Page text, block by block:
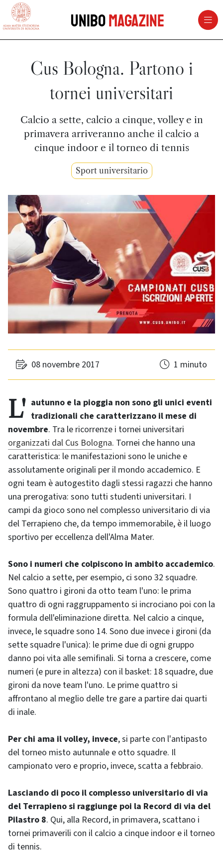
vai al contenuto della pagina
UniboMagazine
Cus Bologna. Partono i
tornei universitari
Calcio a sette, calcio a cinque, volley e in
primavera arriveranno anche il calcio a
cinque indoor e il torneo di tennis
Sport universitario
08 novembre 2017 1 minuto
L'autunno e la pioggia non sono gli unici eventi tradizionali che caratterizzano il mese di
novembre. Tra le ricorrenze i tornei universitari
organizzati dal Cus Bologna. Tornei che hanno una
caratteristica: le manifestazioni sono le uniche e
assolutamente originali per il mondo accademico. E
ogni team è autogestito dagli stessi ragazzi che hanno
una prerogativa: sono tutti studenti universitari. I
campi da gioco sono nel complesso universitario di via
del Terrapieno che, da tempo immemorabile, è il luogo
sportivo per eccellenza dell'Alma Mater.
Sono i numeri che colpiscono in ambito accademico.
Nel calcio a sette, per esempio, ci sono 32 squadre.
Sono quattro i gironi da otto team l'uno: le prima
quattro di ogni raggruppamento si incrociano poi con la
formula dell'eliminazione diretta. Nel calcio a cinque,
invece, le squadre sono 14. Sono due invece i gironi (da
sette squadre l'unica): le prime due di ogni gruppo
danno poi vita alle semifinali. Si torna a crescere, come
numeri (e pure in altezza) con il basket: 18 squadre, due
gironi da nove team l'uno. Le prime quattro si
affrontano al meglio delle tre gare a partire dai quarti
di inale.
Per chi ama il volley, invece, si parte con l'antipasto
del torneo misto autunnale e otto squadre. Il
campionato vero e proprio, invece, scatta a febbraio.
Lasciando di poco il complesso universitario di via
del Terrapieno si raggiunge poi la Record di via del
Pilastro 8. Qui, alla Record, in primavera, scattano i
tornei primaverili con il calcio a cinque indoor e il torneo
di tennis.